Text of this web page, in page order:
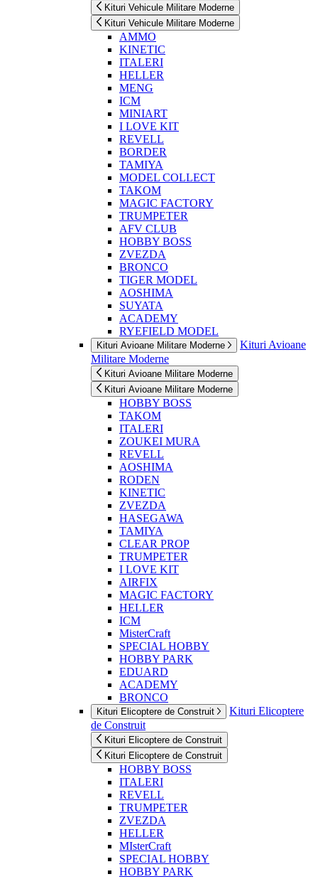
Kituri Vehicule Militare Moderne
Kituri Vehicule Militare Moderne
AMMO
KINETIC
ITALERI
HELLER
MENG
ICM
MINIART
I LOVE KIT
REVELL
BORDER
TAMIYA
MODEL COLLECT
TAKOM
MAGIC FACTORY
TRUMPETER
AFV CLUB
HOBBY BOSS
ZVEZDA
BRONCO
TIGER MODEL
AOSHIMA
SUYATA
ACADEMY
RYEFIELD MODEL
Kituri Avioane Militare Moderne
Kituri Avioane
Militare Moderne
Kituri Avioane Militare Moderne
Kituri Avioane Militare Moderne
HOBBY BOSS
TAKOM
ITALERI
ZOUKEI MURA
REVELL
AOSHIMA
RODEN
KINETIC
ZVEZDA
HASEGAWA
TAMIYA
CLEAR PROP
TRUMPETER
I LOVE KIT
AIRFIX
MAGIC FACTORY
HELLER
ICM
MisterCraft
SPECIAL HOBBY
HOBBY PARK
EDUARD
ACADEMY
BRONCO
Kituri Elicoptere de Construit
Kituri Elicoptere
de Construit
Kituri Elicoptere de Construit
Kituri Elicoptere de Construit
HOBBY BOSS
ITALERI
REVELL
TRUMPETER
ZVEZDA
HELLER
MIsterCraft
SPECIAL HOBBY
HOBBY PARK